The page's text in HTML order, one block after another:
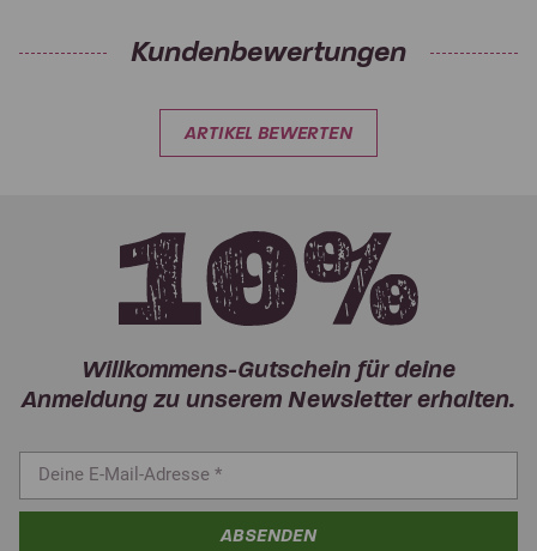
Kundenbewertungen
ARTIKEL BEWERTEN
Willkommens-Gutschein für deine
Anmeldung zu unserem Newsletter erhalten.
ABSENDEN